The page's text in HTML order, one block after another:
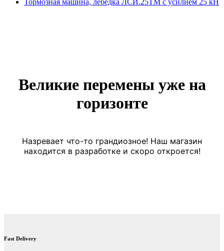
Тормозная машина, лебедка ЛСИ.25ТМ с усилием 25 кН
Великие перемены уже на
горизонте
Назревает что-то грандиозное! Наш магазин
находится в разработке и скоро откроется!
Fast Delivery